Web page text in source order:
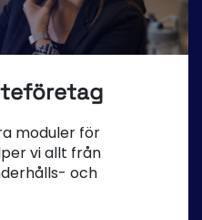
moduler för
vi allt från
och